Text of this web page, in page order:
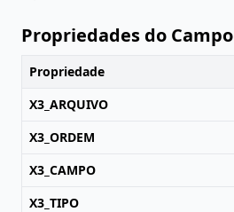
Propriedades do Campo
Propriedade
X3_ARQUIVO
X3_ORDEM
X3_CAMPO
X3_TIPO